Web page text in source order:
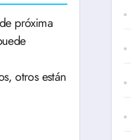
próxima
otros están